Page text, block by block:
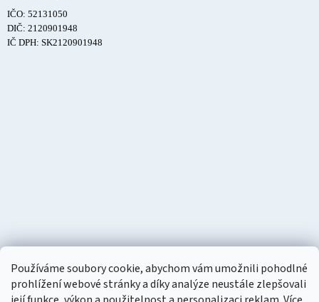
Používáme soubory cookie, abychom vám umožnili pohodlné
prohlížení webové stránky a díky analýze neustále zlepšovali
IČO: 52131050
DIČ: 2120901948
IČ DPH: SK2120901948